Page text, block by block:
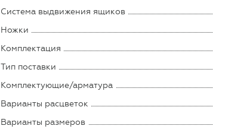
Система выдвижения ящиков
Ножки
Комплектация
Тип поставки
Комплектующие/арматура
Варианты расцветок
Варианты размеров